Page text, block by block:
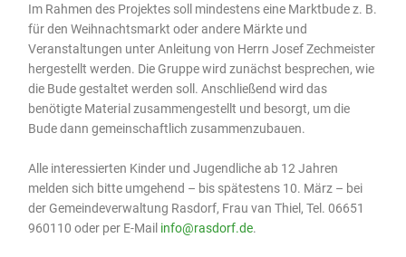
Im Rahmen des Projektes soll mindestens eine Marktbude z. B.
für den Weihnachtsmarkt oder andere Märkte und
Veranstaltungen unter Anleitung von Herrn Josef Zechmeister
hergestellt werden. Die Gruppe wird zunächst besprechen, wie
die Bude gestaltet werden soll. Anschließend wird das
benötigte Material zusammengestellt und besorgt, um die
Bude dann gemeinschaftlich zusammenzubauen.
Alle interessierten Kinder und Jugendliche ab 12 Jahren
melden sich bitte umgehend – bis spätestens 10. März – bei
der Gemeindeverwaltung Rasdorf, Frau van Thiel, Tel. 06651
960110 oder per E-Mail info@rasdorf.de.